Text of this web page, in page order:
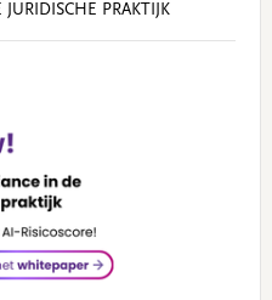
PRAKTIJK